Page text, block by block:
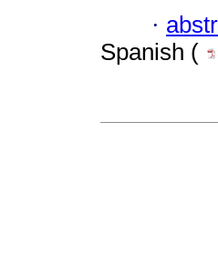
·
Spanish (